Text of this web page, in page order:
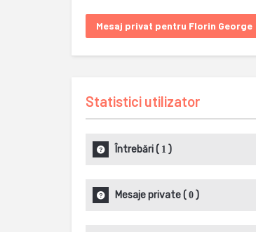
Mesaj privat pentru Florin George
Statistici utilizator
Întrebări( 1 )
Mesaje private( 0 )